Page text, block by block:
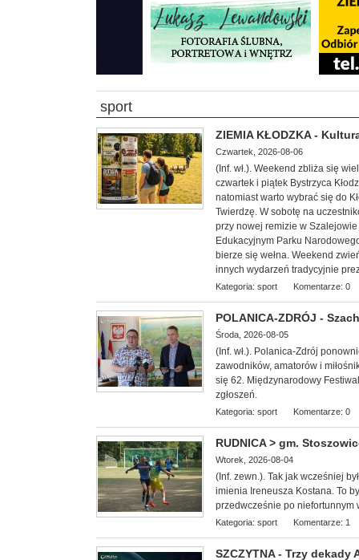
sport
ZIEMIA KŁODZKA -
Czwartek, 2026-08-06
(Inf. wł.). Weekend zbliża się
czwartek i piątek Bystrzyca
natomiast warto wybrać się do
Twierdzę. W sobotę na
przy nowej remizie w
Edukacyjnym Parku
bierze się wełna. Weekend
innych wydarzeń tradycyjnie
Kategoria: sport Komentarze: 0
POLANICA-ZDRÓJ -
Środa, 2026-08-05
(Inf. wł.). Polanica-Zdrój
zawodników, amatorów i
się 62. Międzynarodowy
zgłoszeń.
Kategoria: sport Komentarze: 0
RUDNICA > gm.
Wtorek, 2026-08-04
(Inf. zewn.). Tak jak wcześniej
imienia Ireneusza Kostana. To
przedwcześnie po niefortunnym
Kategoria: sport Komentarze: 1
SZCZYTNA - Trzy dekady